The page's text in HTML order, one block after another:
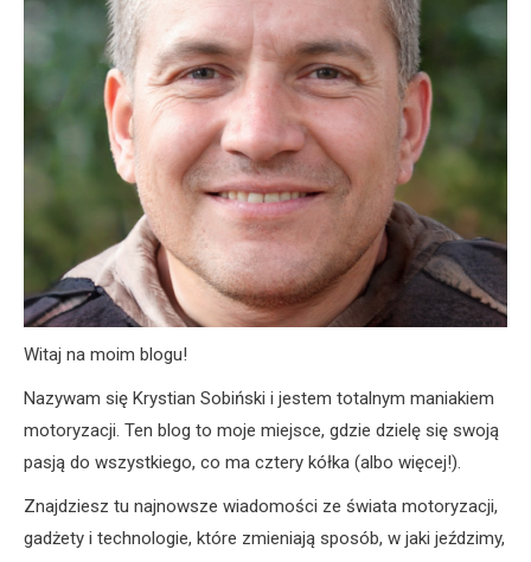
Witaj na moim blogu!
Nazywam się Krystian Sobiński i jestem totalnym maniakiem
motoryzacji. Ten blog to moje miejsce, gdzie dzielę się swoją
pasją do wszystkiego, co ma cztery kółka (albo więcej!).
Znajdziesz tu najnowsze wiadomości ze świata motoryzacji,
gadżety i technologie, które zmieniają sposób, w jaki jeździmy,